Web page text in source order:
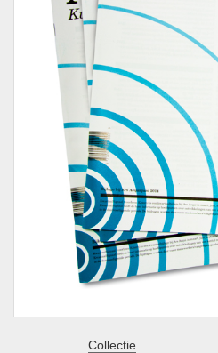
Collectie